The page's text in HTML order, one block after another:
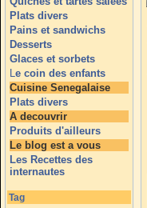
Plats divers
Pains et sandwichs
Desserts
Glaces et sorbets
Le coin des enfants
Cuisine Senegalaise
Plats divers
A decouvrir
Produits d'ailleurs
Le blog est a vous
Les Recettes des
internautes
Tag